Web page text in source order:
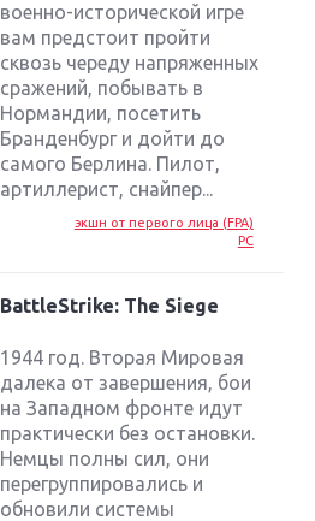
военно-исторической игре
вам предстоит пройти
сквозь череду напряженных
сражений, побывать в
Нормандии, посетить
Бранденбург и дойти до
самого Берлина. Пилот,
артиллерист, снайпер...
экшн от первого лица (FPA)
PC
BattleStrike: The Siege
1944 год. Вторая Мировая
далека от завершения, бои
на Западном фронте идут
практически без остановки.
Немцы полны сил, они
перегруппировались и
обновили системы